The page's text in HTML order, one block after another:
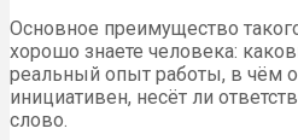
Основное преимущество
хорошо знаете человека:
реальный опыт работы, в чём
инициативен, несёт ли
слово.